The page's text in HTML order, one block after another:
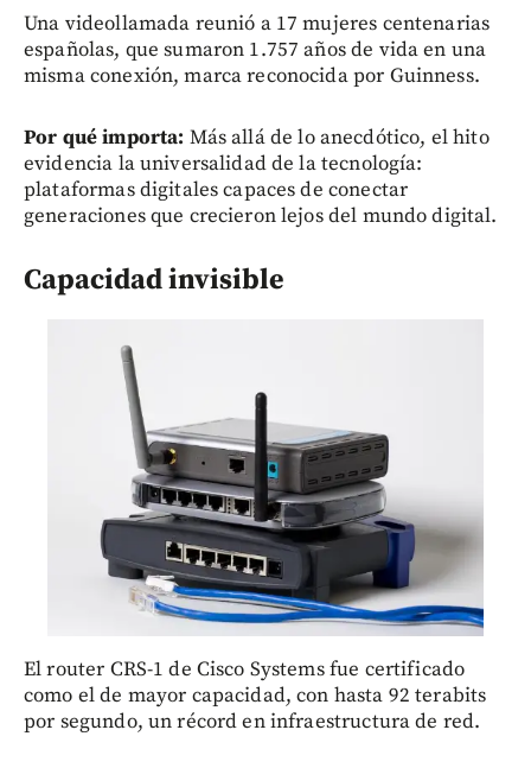
Una videollamada reunió a 17 mujeres centenarias
españolas, que sumaron 1.757 años de vida en una
misma conexión, marca reconocida por Guinness.
Por qué importa: Más allá de lo anecdótico, el hito
evidencia la universalidad de la tecnología:
plataformas digitales capaces de conectar
generaciones que crecieron lejos del mundo digital.
Capacidad invisible
El router CRS-1 de Cisco Systems fue certificado
como el de mayor capacidad, con hasta 92 terabits
por segundo, un récord en infraestructura de red.